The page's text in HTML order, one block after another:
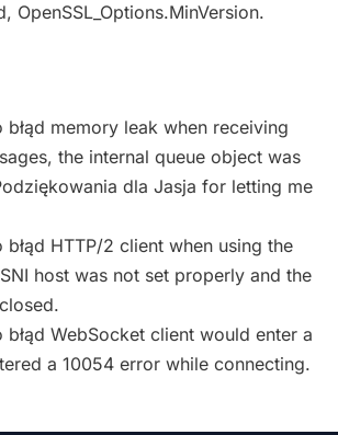
OpenSSL_Options.MinVersion.
memory leak when receiving
the internal queue object was
dla Jasja for letting me
HTTP/2 client when using the
host was not set properly and the
WebSocket client would enter a
a 10054 error while connecting.